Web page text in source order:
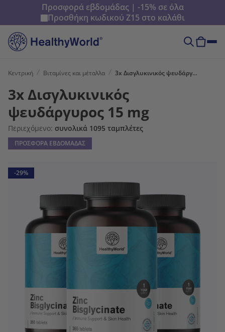
Προσφορά εβδομάδας | -15% σε όλα
Προσθήκη κωδικού Z15 στο καλάθι
Κεντρική Βιταμίνες και μέταλλα 3x Δισγλυκινικός ψευδάργυρος 15 mg
3x Δισγλυκινικός
ψευδάργυρος 15 mg
Περιεχόμενο: συνολικά 1095 ταμπλέτες
ΠΡΟΣΦΟΡΑ ΕΒΔΟΜΑΔΑΣ
-29%